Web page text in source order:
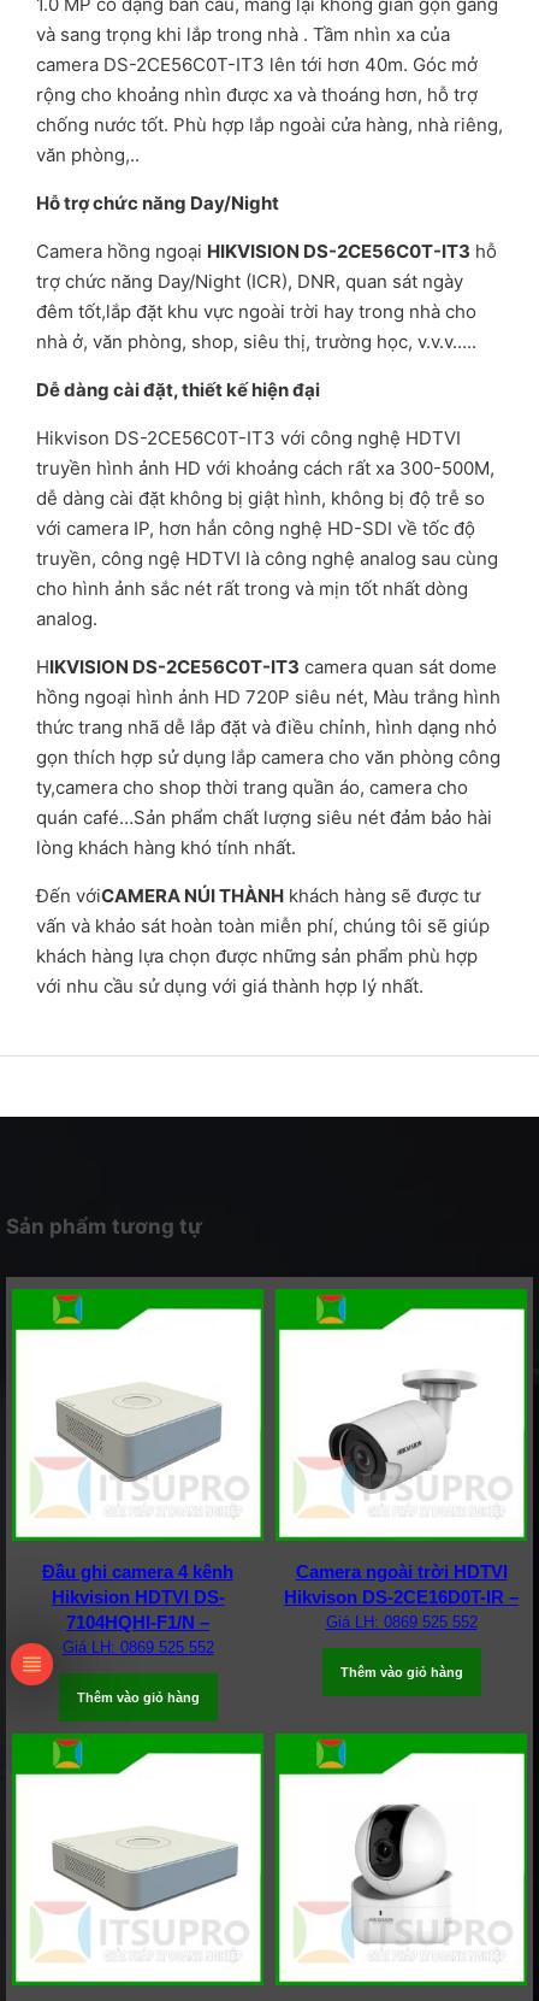
và sang trọng khi lắp trong nhà . Tầm nhìn xa của
camera DS-2CE56C0T-IT3 lên tới hơn 40m. Góc mở
rộng cho khoảng nhìn được xa và thoáng hơn, hỗ trợ
chống nước tốt. Phù hợp lắp ngoài cửa hàng, nhà riêng,
văn phòng,..
Hỗ trợ chức năng Day/Night
Camera hồng ngoại HIKVISION DS-2CE56C0T-IT3 hỗ
trợ chức năng Day/Night (ICR), DNR, quan sát ngày
đêm tốt,lắp đặt khu vực ngoài trời hay trong nhà cho
nhà ở, văn phòng, shop, siêu thị, trường học, v.v.v…..
Dễ dàng cài đặt, thiết kế hiện đại
Hikvison DS-2CE56C0T-IT3 với công nghệ HDTVI
truyền hình ảnh HD với khoảng cách rất xa 300-500M,
dễ dàng cài đặt không bị giật hình, không bị độ trễ so
với camera IP, hơn hẳn công nghệ HD-SDI về tốc độ
truyền, công ngệ HDTVI là công nghệ analog sau cùng
cho hình ảnh sắc nét rất trong và mịn tốt nhất dòng
analog.
HIKVISION DS-2CE56C0T-IT3 camera quan sát dome
hồng ngoại hình ảnh HD 720P siêu nét, Màu trắng hình
thức trang nhã dễ lắp đặt và điều chỉnh, hình dạng nhỏ
gọn thích hợp sử dụng lắp camera cho văn phòng công
ty,camera cho shop thời trang quần áo, camera cho
quán café…Sản phẩm chất lượng siêu nét đảm bảo hài
lòng khách hàng khó tính nhất.
Đến vớiCAMERA NÚI THÀNH khách hàng sẽ được tư
vấn và khảo sát hoàn toàn miễn phí, chúng tôi sẽ giúp
khách hàng lựa chọn được những sản phẩm phù hợp
với nhu cầu sử dụng với giá thành hợp lý nhất.
Sản phẩm tương tự
Đầu ghi camera 4 kênh
Hikvision HDTVI DS-
7104HQHI-F1/N –
Giá LH: 0869 525 552
Thêm vào giỏ hàng
Camera ngoài trời HDTVI
Hikvison DS-2CE16D0T-IR –
Giá LH: 0869 525 552
Thêm vào giỏ hàng